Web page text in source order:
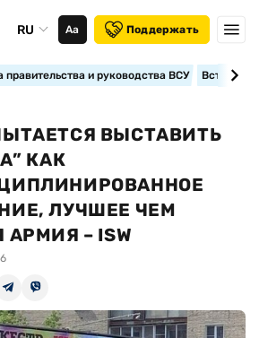
RU Аа Поддержать
правительства и руководства ВСУ
ВЫСТАВИТЬ
КАК
ЛУЧШЕЕ ЧЕМ
– ISW